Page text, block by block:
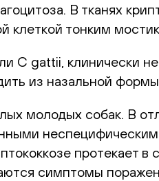
В тканях
клеткой тонким
C gattii, клинически
из назальной
молодых собак. В
протекает
симптомы